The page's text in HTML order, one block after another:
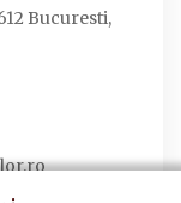
Bucuresti,